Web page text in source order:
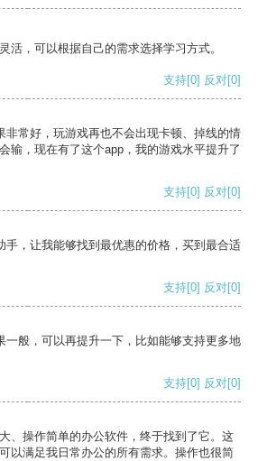
活，可以根据自己的需求选择学习方式。
支持[0] 反对[0]
非常好，玩游戏再也不会出现卡顿、掉线的情
输，现在有了这个app，我的游戏水平提升了
支持[0] 反对[0]
手，让我能够找到最优惠的价格，买到最合适
支持[0] 反对[0]
一般，可以再提升一下，比如能够支持更多地
支持[0] 反对[0]
、操作简单的办公软件，终于找到了它。这
以满足我日常办公的所有需求。操作也很简